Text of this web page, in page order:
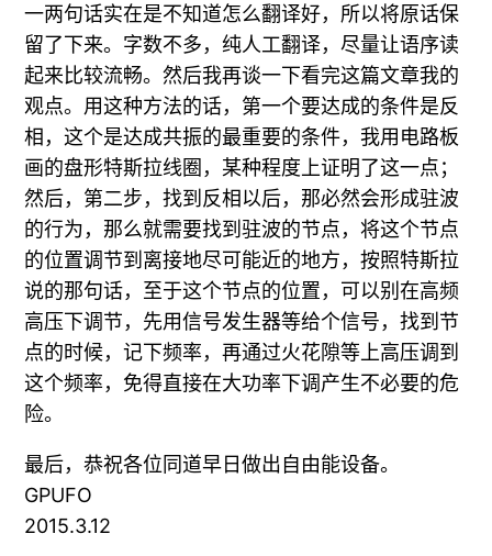
一两句话实在是不知道怎么翻译好，所以将原话保
留了下来。字数不多，纯人工翻译，尽量让语序读
起来比较流畅。然后我再谈一下看完这篇文章我的
观点。用这种方法的话，第一个要达成的条件是反
相，这个是达成共振的最重要的条件，我用电路板
画的盘形特斯拉线圈，某种程度上证明了这一点；
然后，第二步，找到反相以后，那必然会形成驻波
的行为，那么就需要找到驻波的节点，将这个节点
的位置调节到离接地尽可能近的地方，按照特斯拉
说的那句话，至于这个节点的位置，可以别在高频
高压下调节，先用信号发生器等给个信号，找到节
点的时候，记下频率，再通过火花隙等上高压调到
这个频率，免得直接在大功率下调产生不必要的危
险。
最后，恭祝各位同道早日做出自由能设备。
GPUFO
2015.3.12